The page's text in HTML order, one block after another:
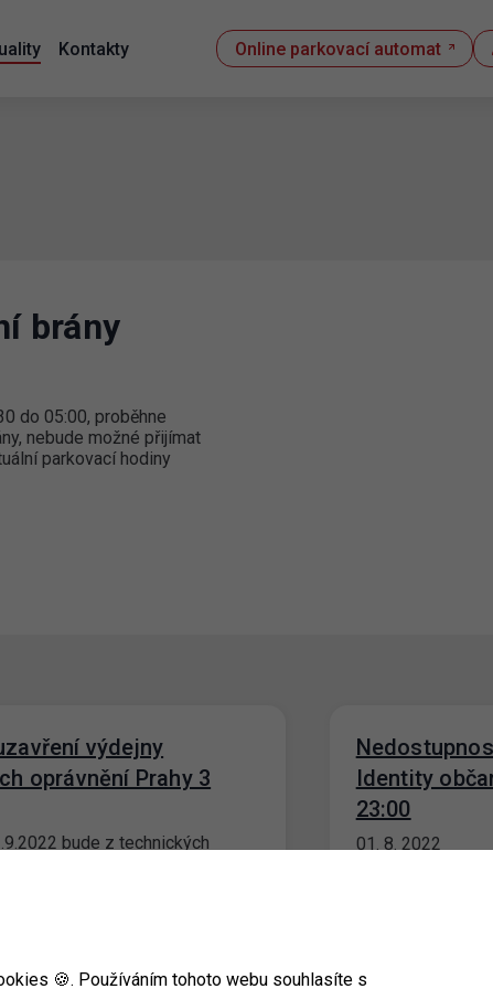
Kontakty Online parkovací automat
brány
do 05:00, proběhne
nebude možné přijímat
parkovací hodiny
výdejny
oprávnění Prahy 3
bude z technických
Identity
23:00
01. 8. 2022
Dne 3.8.2022 v
nebude
účtu
🍪. Používáním tohoto webu souhlasíte s